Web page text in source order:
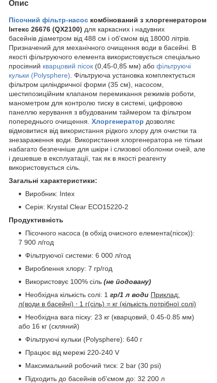
Опис
Пісочний фільтр-насос комбінований з хлоргенератором
Інтекс 26676 (QX2100) для каркасних і надувних
басейнів діаметром від 488 см і об'ємом від 18000 літрів.
Призначений для механічного очищення води в басейні. В
якості фільтруючого елемента використовується спеціально
просіяний кварцовий пісок (0,45-0,85 мм) або фільтруючі
кульки (Polysphere) . Фільтруюча установка комплектується
фільтром циліндричної форми (35 см), насосом,
шестипозиційним клапаном перемикання режимів роботи,
манометром для контролю тиску в системі, цифровою
панеллю керування з вбудованим таймером та фільтром
попереднього очищення. Хлоргенератор дозволяє
відмовитися від використання рідкого хлору для очистки та
знезараження води. Використання хлоргенератора не тільки
набагато безпечніше для шкіри і слизової оболонки очей, але
і дешевше в експлуатації, так як в якості реагенту
використовується сіль.
Загальні характеристики:
Виробник: Intex
Серія: Krystal Clear ECO15220-2
Продуктивність
Пісочного насоса (в обхід очисного елемента(пісок)):
7 900 л/год
Фільтруючої системи: 6 000 л/год
Вироблення хлору: 7 гр/год
Використовує 100% сіль (не йодовану)
Необхідна кількість солі: 1 гр/1 л води Приклад:
л(води в басейні) ⋅ 1 г(сіль) = кг (кількість потрібної солі)
Необхідна вага піску: 23 кг (кварцовий, 0.45-0.85 мм)
або 16 кг (скляний)
Фільтруючі кульки (Polysphere): 640 г
Працює від мережі 220-240 V
Максимальний робочий тиск: 2 bar (30 psi)
Підходить до басейнів об'ємом до: 32 200 л